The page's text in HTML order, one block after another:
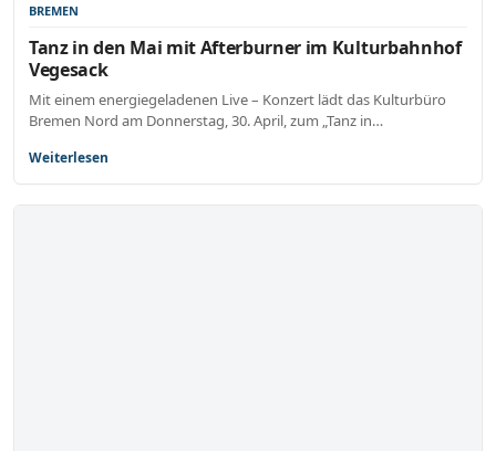
BREMEN
Tanz in den Mai mit Afterburner im Kulturbahnhof
Vegesack
Mit einem energiegeladenen Live – Konzert lädt das Kulturbüro
Bremen Nord am Donnerstag, 30. April, zum „Tanz in…
Weiterlesen